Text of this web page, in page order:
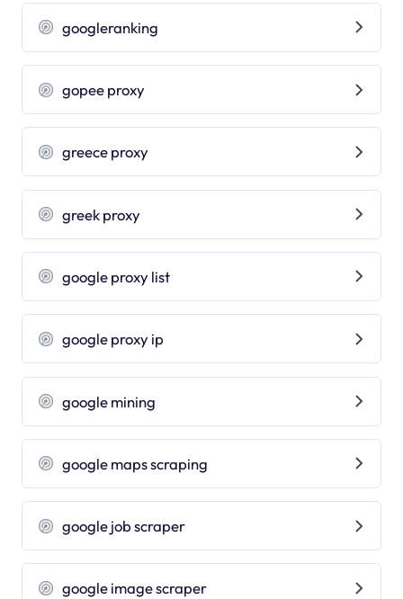
googleranking
gopee proxy
greece proxy
greek proxy
google proxy list
google proxy ip
google mining
google maps scraping
google job scraper
google image scraper